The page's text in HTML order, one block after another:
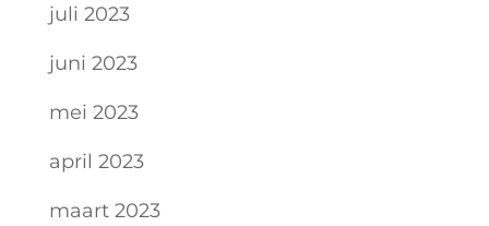
juli 2023
juni 2023
mei 2023
april 2023
maart 2023